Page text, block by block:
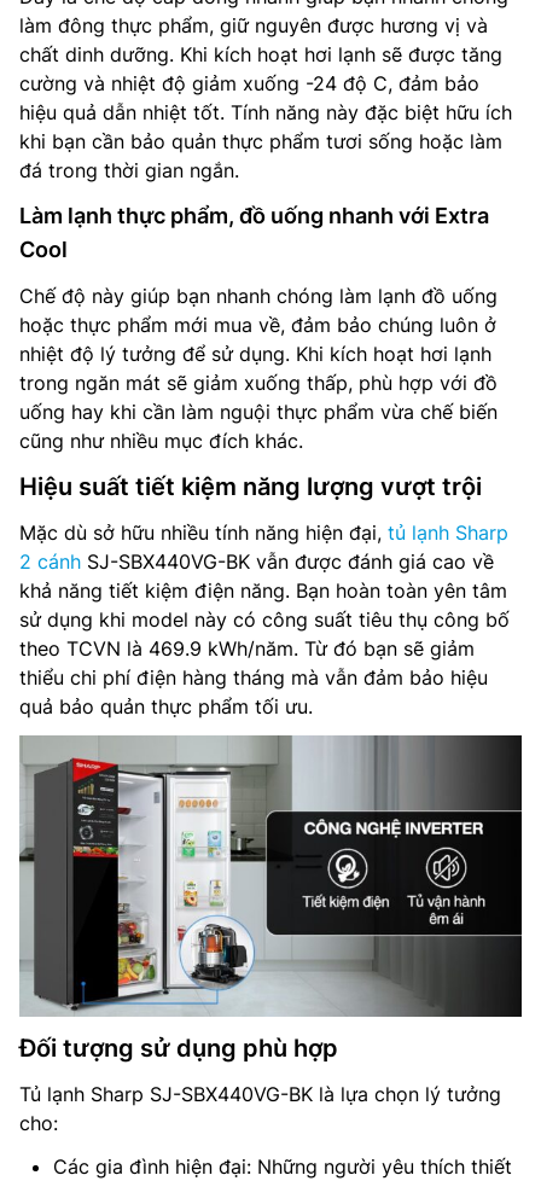
làm đông thực phẩm, giữ nguyên được hương vị và
chất dinh dưỡng. Khi kích hoạt hơi lạnh sẽ được tăng
cường và nhiệt độ giảm xuống -24 độ C, đảm bảo
hiệu quả dẫn nhiệt tốt. Tính năng này đặc biệt hữu ích
khi bạn cần bảo quản thực phẩm tươi sống hoặc làm
đá trong thời gian ngắn.
Làm lạnh thực phẩm, đồ uống nhanh với Extra
Cool
Chế độ này giúp bạn nhanh chóng làm lạnh đồ uống
hoặc thực phẩm mới mua về, đảm bảo chúng luôn ở
nhiệt độ lý tưởng để sử dụng. Khi kích hoạt hơi lạnh
trong ngăn mát sẽ giảm xuống thấp, phù hợp với đồ
uống hay khi cần làm nguội thực phẩm vừa chế biến
cũng như nhiều mục đích khác.
Hiệu suất tiết kiệm năng lượng vượt trội
Mặc dù sở hữu nhiều tính năng hiện đại, tủ lạnh Sharp
2 cánh SJ-SBX440VG-BK vẫn được đánh giá cao về
khả năng tiết kiệm điện năng. Bạn hoàn toàn yên tâm
sử dụng khi model này có công suất tiêu thụ công bố
theo TCVN là 469.9 kWh/năm. Từ đó bạn sẽ giảm
thiểu chi phí điện hàng tháng mà vẫn đảm bảo hiệu
quả bảo quản thực phẩm tối ưu.
Đối tượng sử dụng phù hợp
Tủ lạnh Sharp SJ-SBX440VG-BK là lựa chọn lý tưởng
cho:
Các gia đình hiện đại: Những người yêu thích thiết